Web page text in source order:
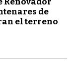
de
el terreno